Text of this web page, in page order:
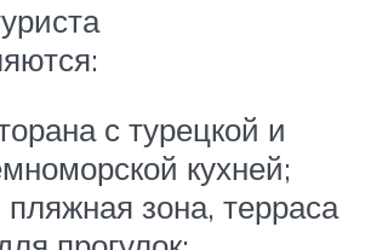
с турецкой и
кухней;
пляжная зона, терраса